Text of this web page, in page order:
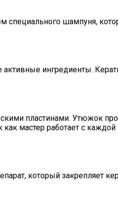
специального шампуня,
ингредиенты.
пластинами. Утюжок
как мастер работает с
который закрепляет